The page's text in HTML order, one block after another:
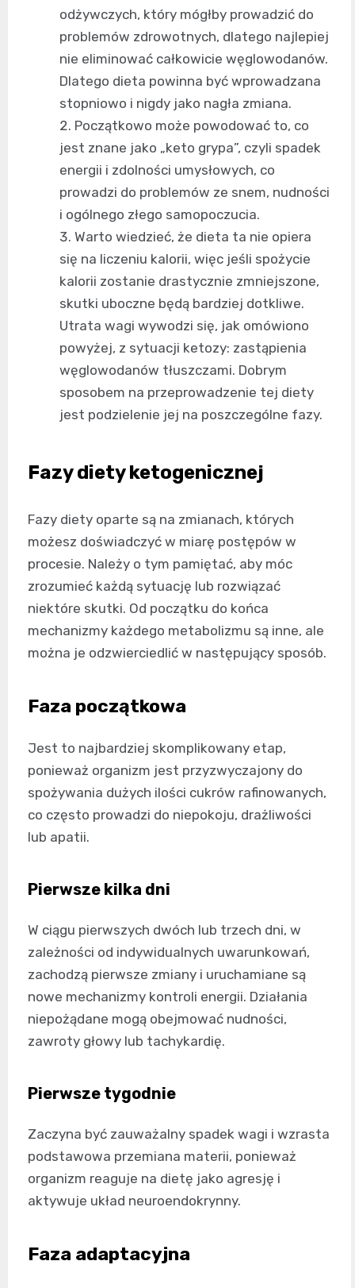
odżywczych, który mógłby prowadzić do
problemów zdrowotnych, dlatego najlepiej
nie eliminować całkowicie węglowodanów.
Dlatego dieta powinna być wprowadzana
stopniowo i nigdy jako nagła zmiana.
Początkowo może powodować to, co
jest znane jako „keto grypa”, czyli spadek
energii i zdolności umysłowych, co
prowadzi do problemów ze snem, nudności
i ogólnego złego samopoczucia.
Warto wiedzieć, że dieta ta nie opiera
się na liczeniu kalorii, więc jeśli spożycie
kalorii zostanie drastycznie zmniejszone,
skutki uboczne będą bardziej dotkliwe.
Utrata wagi wywodzi się, jak omówiono
powyżej, z sytuacji ketozy: zastąpienia
węglowodanów tłuszczami. Dobrym
sposobem na przeprowadzenie tej diety
jest podzielenie jej na poszczególne fazy.
Fazy diety ketogenicznej
Fazy diety oparte są na zmianach, których
możesz doświadczyć w miarę postępów w
procesie. Należy o tym pamiętać, aby móc
zrozumieć każdą sytuację lub rozwiązać
niektóre skutki. Od początku do końca
mechanizmy każdego metabolizmu są inne, ale
można je odzwierciedlić w następujący sposób.
Faza początkowa
Jest to najbardziej skomplikowany etap,
ponieważ organizm jest przyzwyczajony do
spożywania dużych ilości cukrów rafinowanych,
co często prowadzi do niepokoju, drażliwości
lub apatii.
Pierwsze kilka dni
W ciągu pierwszych dwóch lub trzech dni, w
zależności od indywidualnych uwarunkowań,
zachodzą pierwsze zmiany i uruchamiane są
nowe mechanizmy kontroli energii. Działania
niepożądane mogą obejmować nudności,
zawroty głowy lub tachykardię.
Pierwsze tygodnie
Zaczyna być zauważalny spadek wagi i wzrasta
podstawowa przemiana materii, ponieważ
organizm reaguje na dietę jako agresję i
aktywuje układ neuroendokrynny.
Faza adaptacyjna